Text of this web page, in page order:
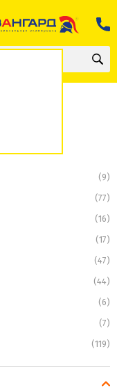
(9)
(77)
(16)
(17)
(47)
(44)
(6)
(7)
(119)